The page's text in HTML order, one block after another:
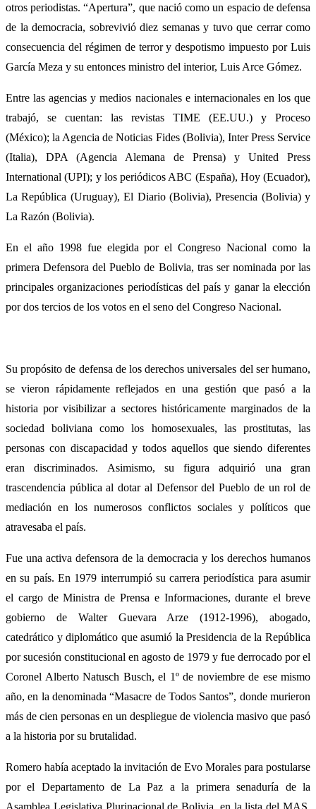
otros periodistas. “Apertura”, que nació como un espacio de defensa
de la democracia, sobrevivió diez semanas y tuvo que cerrar como
consecuencia del régimen de terror y despotismo impuesto por Luis
García Meza y su entonces ministro del interior, Luis Arce Gómez.
Entre las agencias y medios nacionales e internacionales en los que
trabajó, se cuentan: las revistas TIME (EE.UU.) y Proceso
(México); la Agencia de Noticias Fides (Bolivia), Inter Press Service
(Italia), DPA (Agencia Alemana de Prensa) y United Press
International (UPI); y los periódicos ABC (España), Hoy (Ecuador),
La República (Uruguay), El Diario (Bolivia), Presencia (Bolivia) y
La Razón (Bolivia).
En el año 1998 fue elegida por el Congreso Nacional como la
primera Defensora del Pueblo de Bolivia, tras ser nominada por las
principales organizaciones periodísticas del país y ganar la elección
por dos tercios de los votos en el seno del Congreso Nacional.
Su propósito de defensa de los derechos universales del ser humano,
se vieron rápidamente reflejados en una gestión que pasó a la
historia por visibilizar a sectores históricamente marginados de la
sociedad boliviana como los homosexuales, las prostitutas, las
personas con discapacidad y todos aquellos que siendo diferentes
eran discriminados. Asimismo, su figura adquirió una gran
trascendencia pública al dotar al Defensor del Pueblo de un rol de
mediación en los numerosos conflictos sociales y políticos que
atravesaba el país.
Fue una activa defensora de la democracia y los derechos humanos
en su país. En 1979 interrumpió su carrera periodística para asumir
el cargo de Ministra de Prensa e Informaciones, durante el breve
gobierno de Walter Guevara Arze (1912-1996), abogado,
catedrático y diplomático que asumió la Presidencia de la República
por sucesión constitucional en agosto de 1979 y fue derrocado por el
Coronel Alberto Natusch Busch, el 1º de noviembre de ese mismo
año, en la denominada “Masacre de Todos Santos”, donde murieron
más de cien personas en un despliegue de violencia masivo que pasó
a la historia por su brutalidad.
Romero había aceptado la invitación de Evo Morales para postularse
por el Departamento de La Paz a la primera senaduría de la
Asamblea Legislativa Plurinacional de Bolivia, en la lista del MAS,